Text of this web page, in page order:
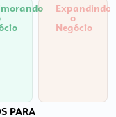
Expandindo
o
Negócio
PARA